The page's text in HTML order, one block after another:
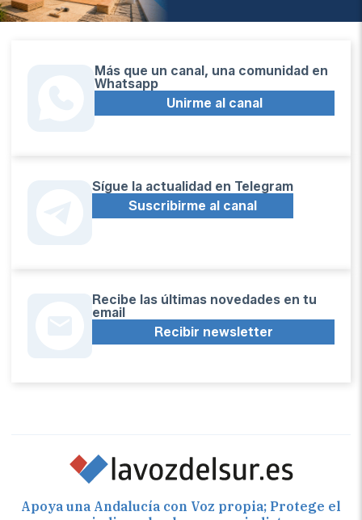
Más que un canal, una comunidad en
Whatsapp
Unirme al canal
Sígue la actualidad en Telegram
Suscribirme al canal
Recibe las últimas novedades en tu
email
Recibir newsletter
Apoya una Andalucía con Voz propia; Protege el